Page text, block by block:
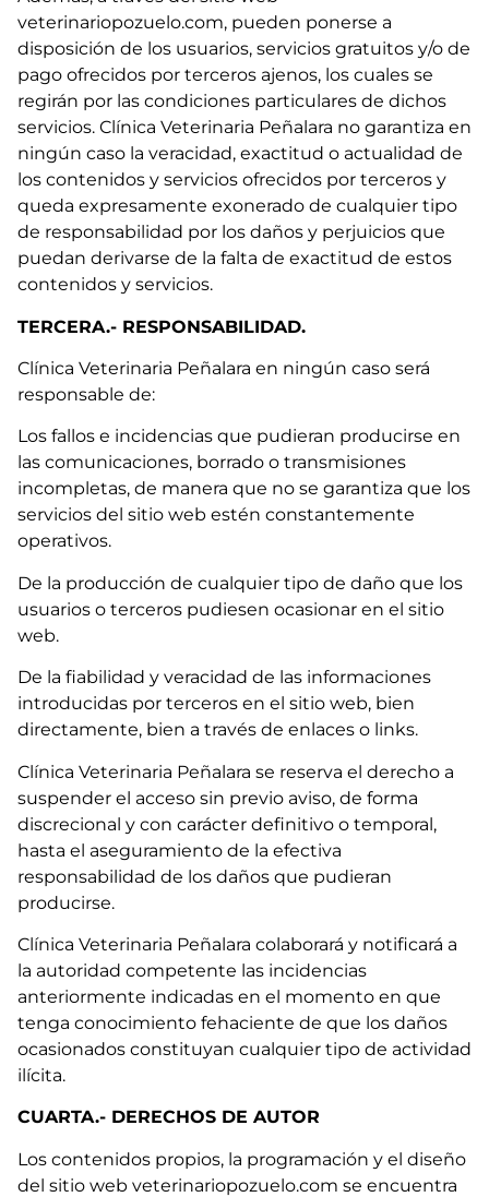
veterinariopozuelo.com, pueden ponerse a
disposición de los usuarios, servicios gratuitos y/o de
pago ofrecidos por terceros ajenos, los cuales se
regirán por las condiciones particulares de dichos
servicios. Clínica Veterinaria Peñalara no garantiza en
ningún caso la veracidad, exactitud o actualidad de
los contenidos y servicios ofrecidos por terceros y
queda expresamente exonerado de cualquier tipo
de responsabilidad por los daños y perjuicios que
puedan derivarse de la falta de exactitud de estos
contenidos y servicios.
TERCERA.- RESPONSABILIDAD.
Clínica Veterinaria Peñalara en ningún caso será
responsable de:
Los fallos e incidencias que pudieran producirse en
las comunicaciones, borrado o transmisiones
incompletas, de manera que no se garantiza que los
servicios del sitio web estén constantemente
operativos.
De la producción de cualquier tipo de daño que los
usuarios o terceros pudiesen ocasionar en el sitio
web.
De la fiabilidad y veracidad de las informaciones
introducidas por terceros en el sitio web, bien
directamente, bien a través de enlaces o links.
Clínica Veterinaria Peñalara se reserva el derecho a
suspender el acceso sin previo aviso, de forma
discrecional y con carácter definitivo o temporal,
hasta el aseguramiento de la efectiva
responsabilidad de los daños que pudieran
producirse.
Clínica Veterinaria Peñalara colaborará y notificará a
la autoridad competente las incidencias
anteriormente indicadas en el momento en que
tenga conocimiento fehaciente de que los daños
ocasionados constituyan cualquier tipo de actividad
ilícita.
CUARTA.- DERECHOS DE AUTOR
Los contenidos propios, la programación y el diseño
del sitio web veterinariopozuelo.com se encuentra